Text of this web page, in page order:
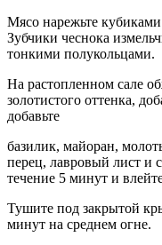
Мясо нарежьте
Зубчики чеснока
тонкими полукольцами.
На растопленном сале
золотистого оттенка,
добавьте
базилик, майоран,
перец, лавровый лист и
течение 5 минут и
Тушите под закрытой
минут на среднем огне.